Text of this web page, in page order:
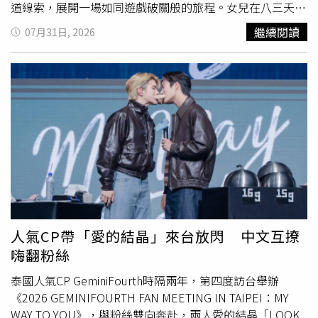
涼包款另一邊，ROBINMAY則把夏日清爽感直接拉滿，攜手
史努比與歐拉夫推出限定聯名系列，以充滿療癒感的「冰河
紫」揭開序幕，再搭配柔和馬卡龍色系，讓整體設計散發滿
滿降溫感。（圖／品牌提供）系列首先推出以角色娃娃吊飾
為亮點的「心動款」，包含輕盈百搭的尼龍抓皺肩背包，以
及輪廓俐落的彎月肩背包。兩款包型都將史努比與歐拉夫化
身可愛吊飾，隨著走動自然擺動，不僅提升辨識度，也讓包
款更添玩心。（圖／品牌提供）如果偏愛低調又充滿細節的
設計，「萌趣款」則是不容錯過。將史努比與歐拉夫透過彩
繪、刺繡巧妙融入包身，話題單品狂派塗鴉斜背包加入可拆
式小包設計，不同圖樣還能展現不同角色魅力；另一款方形
手提包則以俐落輪廓搭配刺繡零錢包，在簡約中藏進滿滿童
趣。（圖／品牌提供）除了兼具美感和實用性的包款之外
ROBINMAY更同步推出一系列史努比和歐拉夫的娃娃配件，
讓可愛從包延伸到每個細節。（圖／品牌提供）
道線索，展開一場如同遊戲破關般的旅程。女兒在八三夭化
身的引導者陪伴下，一步步拼湊出父親未完成的音樂夢，也
重新讀懂父女之間專屬的默契與最後的心意。阿璞說：「當
公司跟我們討論時，我們一度擔心我們該如何跟這位有搖滾
夢的老爸互動，才不會讓劇情尷尬，公司說爸爸是請阿山哥
來演，我們馬上覺得對了，他就是搖滾老爸，一切都會很自
然。」以電影《左撇子女孩》中的出色演出入圍金馬獎最佳
女配角的葉子綺飾演女兒的角色，父女之間的互動讓人格外
感動，不過她可愛地表示，整個拍攝過程中印象最深刻的就
是挖土，「因為我媽媽不會讓挖土，媽媽說會很髒。」讓八
三夭成員和阿山一聽都開心露出父愛的笑聲。葉子綺童言童
語萌翻所有人。（圖／索尼音樂提供）八三夭的成員都參與
MV演出，但他們必須在告別式上給予女孩線索，因此都要
以悲傷和略帶嚴肅的神情演出，不過當成員彼此對視時，都
忍不住笑場，阿璞說：「我第一卡就是看到小橘的臉，就笑
了。」阿電也補充：「我看到小橘一轉過去，就覺得太好笑
了。」小橘也直說：「我覺得看到我的眼睛不笑很難⋯⋯」
八三夭的成員都很喜歡這個故事，劉逼說：「這個腳本很浪
漫，有時候你可能碰到意外，但有沒有完成的夢想，透過故
07月31日, 2026 繼續閱讀
人氣CP帶「愛的結晶」來台放閃 中文互撩
嗨翻粉絲
泰國人氣CP GeminiFourth時隔兩年，第四度訪台舉辦
《2026 GEMINIFOURTH FAN MEETING IN TAIPEI：MY
WAY TO YOU》，與粉絲雙向奔赴，兩人愛的結晶「LOOK